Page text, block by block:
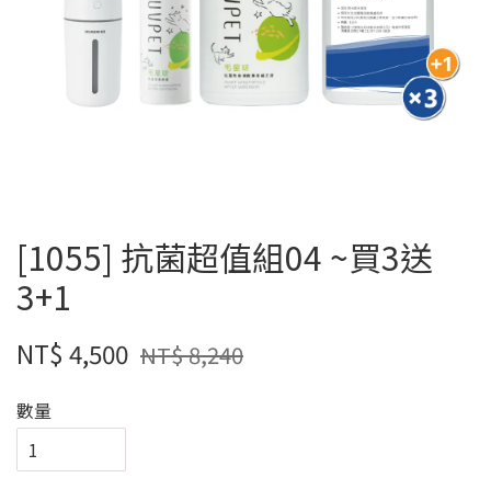
[1055] 抗菌超值組04 ~買3送
3+1
NT$ 4,500 NT$ 8,240
數量